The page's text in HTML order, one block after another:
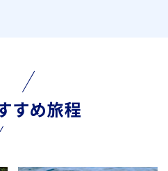
すめ旅程